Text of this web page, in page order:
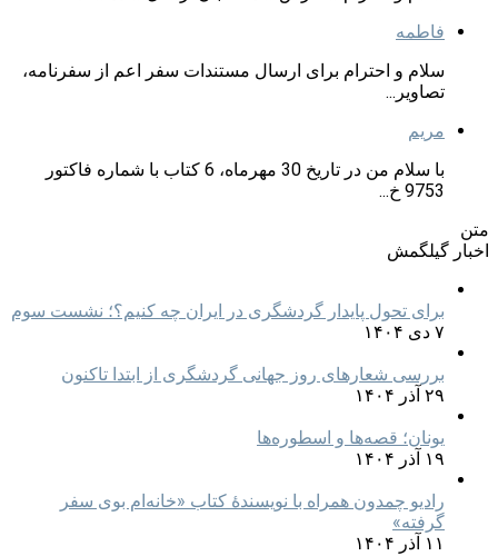
فاطمه
سلام و احترام برای ارسال مستندات سفر اعم از سفرنامه،
تصاویر...
مریم
با سلام من در تاریخ 30 مهرماه، 6 کتاب با شماره فاکتور
9753 خ...
متن
اخبار گیلگمش
برای تحول پایدار گردشگری در ایران چه کنیم؟؛ نشست سوم
۷ دی ۱۴۰۴
بررسی شعارهای روز جهانی گردشگری از ابتدا تاکنون
۲۹ آذر ۱۴۰۴
یونان؛ قصه‌ها و اسطوره‌ها
۱۹ آذر ۱۴۰۴
رادیو چمدون همراه با نویسندهٔ کتاب «خانه‌ام بوی سفر
گرفته»
۱۱ آذر ۱۴۰۴